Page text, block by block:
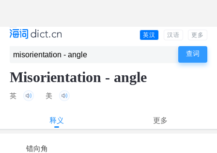
英汉 汉语 更多
Misorientation - angle
英 美
释义 更多
错向角